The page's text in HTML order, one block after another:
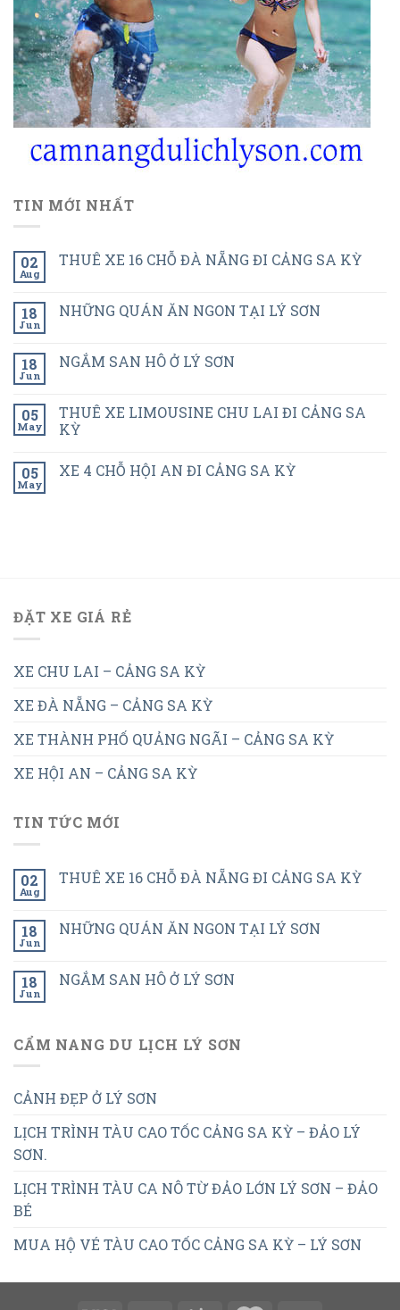
TIN MỚI NHẤT
02
Aug
THUÊ XE 16 CHỖ ĐÀ NẴNG ĐI CẢNG SA KỲ
18
Jun
NHỮNG QUÁN ĂN NGON TẠI LÝ SƠN
18
Jun
NGẮM SAN HÔ Ở LÝ SƠN
05
May
THUÊ XE LIMOUSINE CHU LAI ĐI CẢNG SA
KỲ
05
May
XE 4 CHỖ HỘI AN ĐI CẢNG SA KỲ
ĐẶT XE GIÁ RẺ
XE CHU LAI – CẢNG SA KỲ
XE ĐÀ NẴNG – CẢNG SA KỲ
XE THÀNH PHỐ QUẢNG NGÃI – CẢNG SA KỲ
XE HỘI AN – CẢNG SA KỲ
TIN TỨC MỚI
02
Aug
THUÊ XE 16 CHỖ ĐÀ NẴNG ĐI CẢNG SA KỲ
18
Jun
NHỮNG QUÁN ĂN NGON TẠI LÝ SƠN
18
Jun
NGẮM SAN HÔ Ở LÝ SƠN
CẨM NANG DU LỊCH LÝ SƠN
CẢNH ĐẸP Ở LÝ SƠN
LỊCH TRÌNH TÀU CAO TỐC CẢNG SA KỲ – ĐẢO LÝ
SƠN.
LỊCH TRÌNH TÀU CA NÔ TỪ ĐẢO LỚN LÝ SƠN – ĐẢO
BÉ
MUA HỘ VÉ TÀU CAO TỐC CẢNG SA KỲ – LÝ SƠN